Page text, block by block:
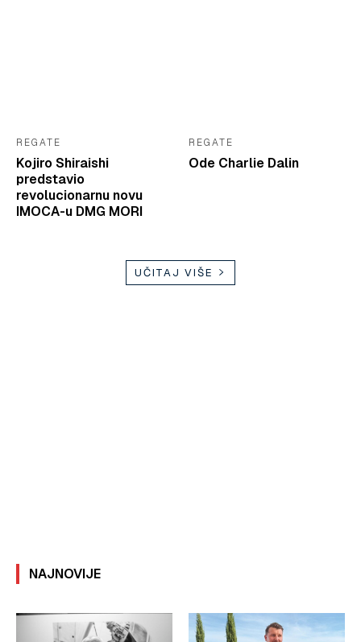
REGATE
Kojiro Shiraishi
predstavio
revolucionarnu novu
IMOCA-u DMG MORI
REGATE
Ode Charlie Dalin
UČITAJ VIŠE
NAJNOVIJE